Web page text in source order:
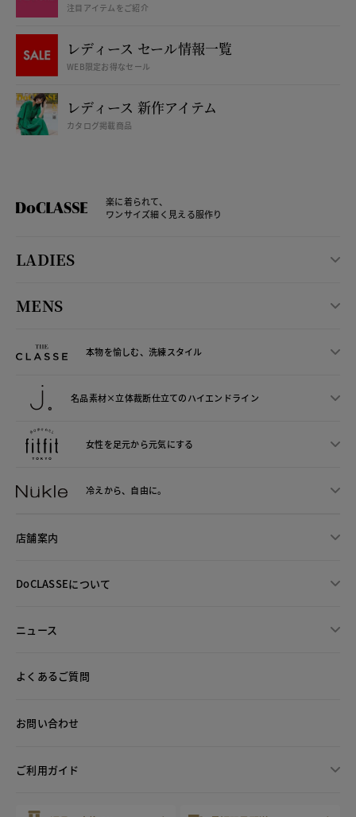
注目アイテムをご紹介
レディース セール情報一覧
WEB限定お得なセール
レディース 新作アイテム
カタログ掲載商品
楽に着られて、
ワンサイズ細く見える服作り
LADIES
MENS
本物を愉しむ、洗練スタイル
名品素材×立体裁断仕立てのハイエンドライン
女性を足元から元気にする
冷えから、 自由に。
店舗案内
DoCLASSEについて
ニュース
よくあるご質問
お問い合わせ
ご利用ガイド